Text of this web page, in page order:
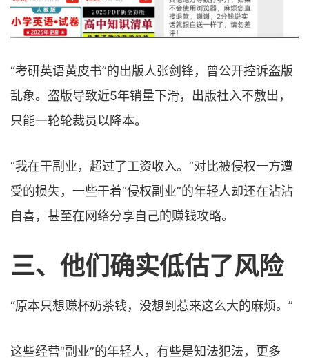
“考研英语黄皮书”的出版人张剑锋，曾公开控诉盗版
乱象。盗版导致近5年销量下滑，出版社入不敷出，
只能一轮轮裁员以降本。
“我在干副业，超过了工资收入。”对比被侵权一方遭
受的损失，一些干着“侵权副业”的年轻人却还在沾沾
自喜，甚至在网络分享自己的赚钱攻略。
三、 他们确实低估了风险
“原本只想赚杯奶茶钱，没想到惹来这么大的麻烦。”
这些经营“副业”的年轻人，有些是知法犯法，更多